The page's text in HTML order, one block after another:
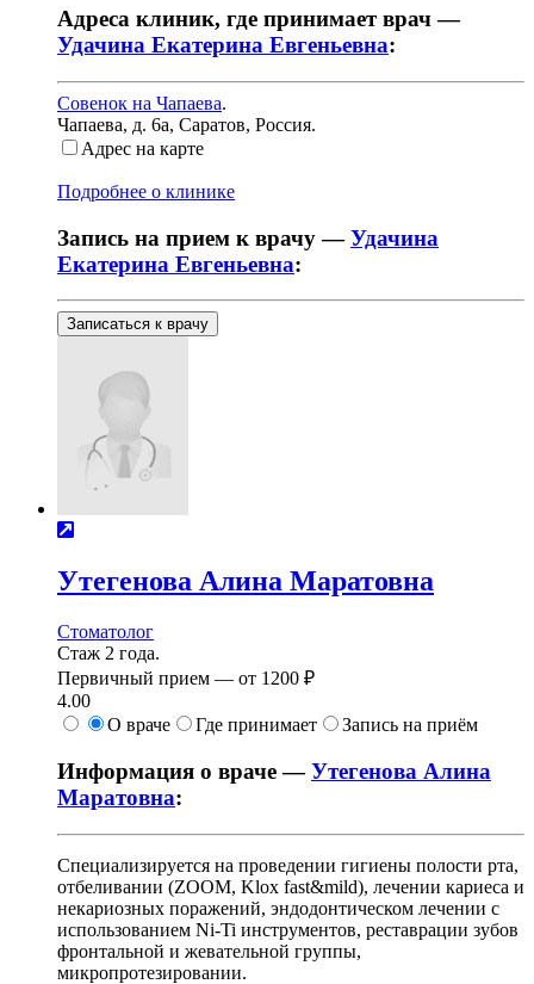
Адреса клиник, где принимает врач —
Удачина Екатерина Евгеньевна:
Совенок на Чапаева.
Чапаева, д. 6а, Саратов, Россия.
Адрес на карте
Подробнее о клинике
Запись на прием к врачу —Удачина
Екатерина Евгеньевна:
Записаться к врачу
Утегенова Алина Маратовна
Стоматолог
Стаж 2 года.
Первичный прием — от 1200 ₽
4.00
О враче
Где принимает Запись на приём
Информация о враче —Утегенова Алина
Маратовна:
Специализируется на проведении гигиены полости рта,
отбеливании (ZOOM, Klox fast&mild), лечении кариеса и
некариозных поражений, эндодонтическом лечении с
использованием Ni-Ti инструментов, реставрации зубов
фронтальной и жевательной группы,
микропротезировании.